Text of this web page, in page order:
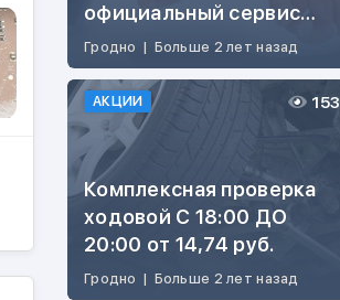
официальный сервис
ŠKODA
Гродно | Больше 2 лет назад
АКЦИИ
Комплексная проверка
ходовой С 18:00 ДО
20:00 от 14,74 руб.
Гродно | Больше 2 лет назад
153